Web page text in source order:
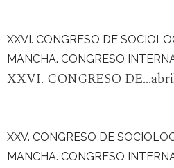
XXVI. CONGRESO DE
MANCHA. CONGRESO
XXVI. CONGRESO
XXV. CONGRESO DE
MANCHA. CONGRESO